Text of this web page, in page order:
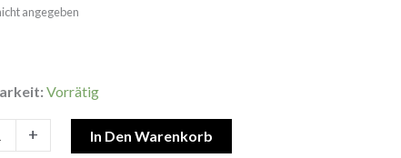
angegeben
Vorrätig
+ In Den Warenkorb